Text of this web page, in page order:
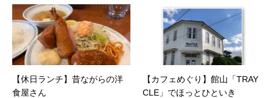
【休日ランチ】昔ながらの洋
食屋さん
【カフェめぐり】館山「TRAY
CLE」でほっとひといき